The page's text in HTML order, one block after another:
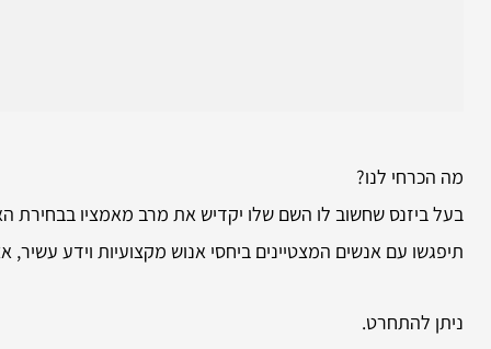
מה הכרחי לנו?
בעל ביזנס שחשוב לו השם שלו יקדיש את מרב מאמציו בבחירת
תיפגשו עם אנשים המצטיינים ביחסי אנוש מקצועיות וידע
ניתן להתחרט.